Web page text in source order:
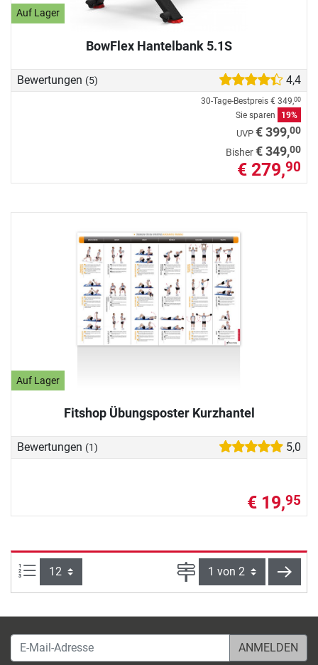
Auf Lager
BowFlex Hantelbank 5.1S
Bewertungen (5) 4,4
30-Tage-Bestpreis € 349,00
Sie sparen 19%
UVP € 399,00
Bisher€ 349,00
€ 279,90
Auf Lager
Fitshop Übungsposter Kurzhantel
Bewertungen (1) 5,0
€ 19,95
Artikel pro Seite: Seite
E-Mail-Adresse